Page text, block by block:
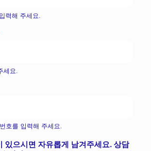
력해 주세요.
세요.
호를 입력해 주세요.
있으시면 자유롭게 남겨주세요. 상담